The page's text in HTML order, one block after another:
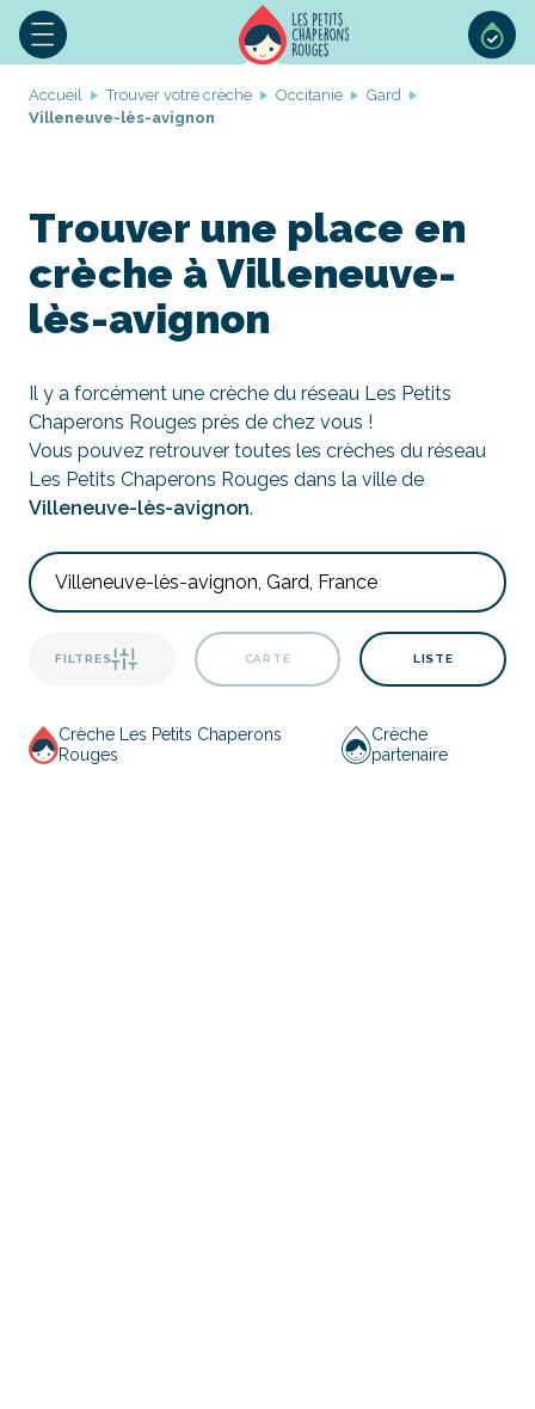
Accueil Trouver votre crèche Occitanie
Gard
Villeneuve-lès-avignon
Trouver une place en
crèche à Villeneuve-
lès-avignon
Il y a forcément une crèche du réseau Les Petits
Chaperons Rouges près de chez vous !
Vous pouvez retrouver toutes les crèches du réseau
Les Petits Chaperons Rouges dans la ville de
Villeneuve-lès-avignon.
FILTRES CARTE LISTE
Crèche Les Petits Chaperons
Rouges
Crèche
partenaire